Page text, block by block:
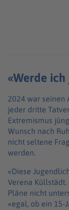
«Werde
2024 war seinen
jeder dritte
Extremismus
Wunsch nach
nicht seltene
werden.
«Diese
Verena
Pläne nicht
«egal, ob ein 15-